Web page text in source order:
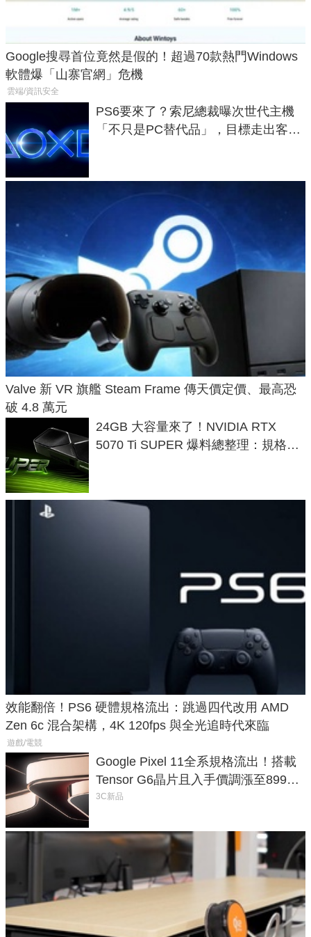
Google搜尋首位竟然是假的！超過70款熱門Windows
軟體爆「山寨官網」危機
雲端/資訊安全
PS6要來了？索尼總裁曝次世代主機
「不只是PC替代品」，目標走出客
Valve 新 VR 旗艦 Steam Frame 傳天價定價、最高恐
破 4.8 萬元
24GB 大容量來了！NVIDIA RTX
5070 Ti SUPER 爆料總整理：規格、
效能翻倍！PS6 硬體規格流出：跳過四代改用 AMD
Zen 6c 混合架構，4K 120fps 與全光追時代來臨
遊戲/電競
Google Pixel 11全系規格流出！搭載
Tensor G6晶片且入手價調漲至899美
元
3C新品